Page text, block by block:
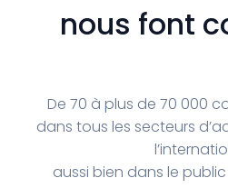
nous font
De 70 à plus de 70 000
dans tous les secteurs
aussi bien dans le